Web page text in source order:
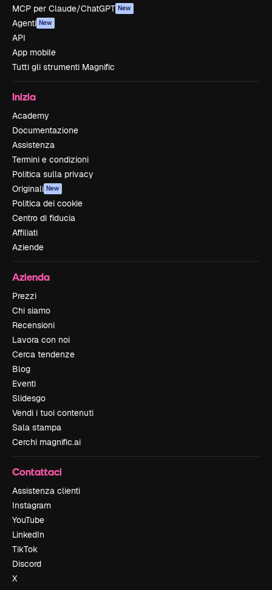
MCP per Claude/ChatGPT New
Agenti New
API
App mobile
Tutti gli strumenti Magnific
Inizia
Academy
Documentazione
Assistenza
Termini e condizioni
Politica sulla privacy
Originali New
Politica dei cookie
Centro di fiducia
Affiliati
Aziende
Azienda
Prezzi
Chi siamo
Recensioni
Lavora con noi
Cerca tendenze
Blog
Eventi
Slidesgo
Vendi i tuoi contenuti
Sala stampa
Cerchi magnific.ai
Contattaci
Assistenza clienti
Instagram
YouTube
LinkedIn
TikTok
Discord
X